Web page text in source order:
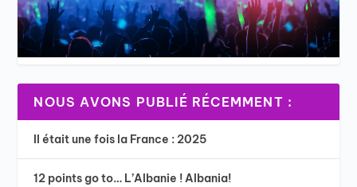
NOUS AVONS PUBLIÉ RÉCEMMENT :
Il était une fois la France : 2025
12 points go to… L’Albanie ! Albania!